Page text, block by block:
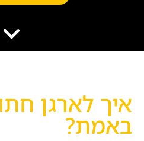
הוסף קו תחתון
איך לארגן
באמת?